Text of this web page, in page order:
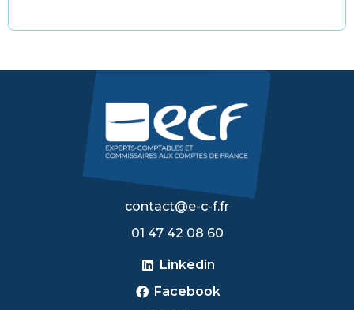
contact@e-c-f.fr
​01 47 42 08 60
Linkedin
Facebook